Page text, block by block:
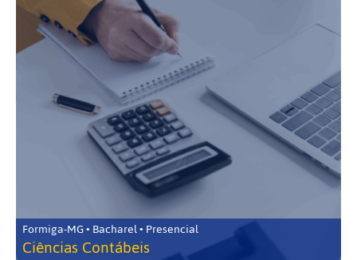
Formiga-MG • Bacharel • Presencial
Ciências Contábeis